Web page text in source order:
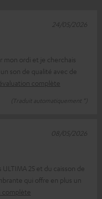
mon ordi et je cherchais
son de qualité avec de
complète
(Traduit automatiquement *)
24/05/2026
25 et du caisson de
qui offre en plus un
complète
08/05/2026